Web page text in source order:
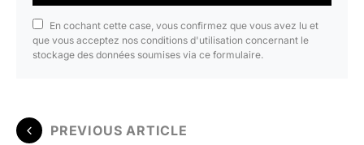
En cochant cette case, vous confirmez que vous avez lu et
que vous acceptez nos conditions d'utilisation concernant le
stockage des données soumises via ce formulaire.
PREVIOUS ARTICLE